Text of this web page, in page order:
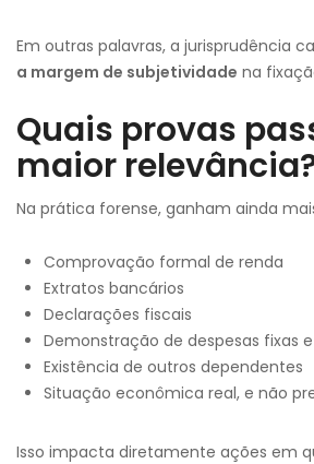
Em outras palavras, a jurisprudência
a margem de subjetividade na
Quais provas
maior
Na prática forense, ganham ainda
Comprovação formal de renda
Extratos bancários
Declarações fiscais
Demonstração de despesas fixas
Existência de outros dependentes
Situação econômica real, e não
Isso impacta diretamente ações em